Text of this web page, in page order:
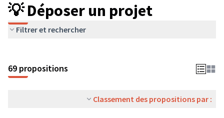
💡 Déposer un projet
Filtrer et rechercher
69 propositions
Classement des propositions par :